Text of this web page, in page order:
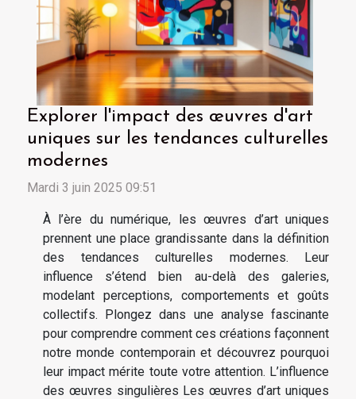
Explorer l'impact des œuvres d'art
uniques sur les tendances culturelles
modernes
Mardi 3 juin 2025 09:51
À l’ère du numérique, les œuvres d’art uniques
prennent une place grandissante dans la définition
des tendances culturelles modernes. Leur
influence s’étend bien au-delà des galeries,
modelant perceptions, comportements et goûts
collectifs. Plongez dans une analyse fascinante
pour comprendre comment ces créations façonnent
notre monde contemporain et découvrez pourquoi
leur impact mérite toute votre attention. L’influence
des œuvres singulières Les œuvres d’art uniques